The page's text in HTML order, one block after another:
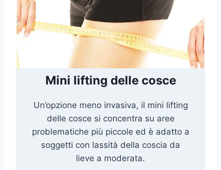
Mini lifting delle cosce
Un’opzione meno invasiva, il mini lifting
delle cosce si concentra su aree
problematiche più piccole ed è adatto a
soggetti con lassità della coscia da
lieve a moderata.